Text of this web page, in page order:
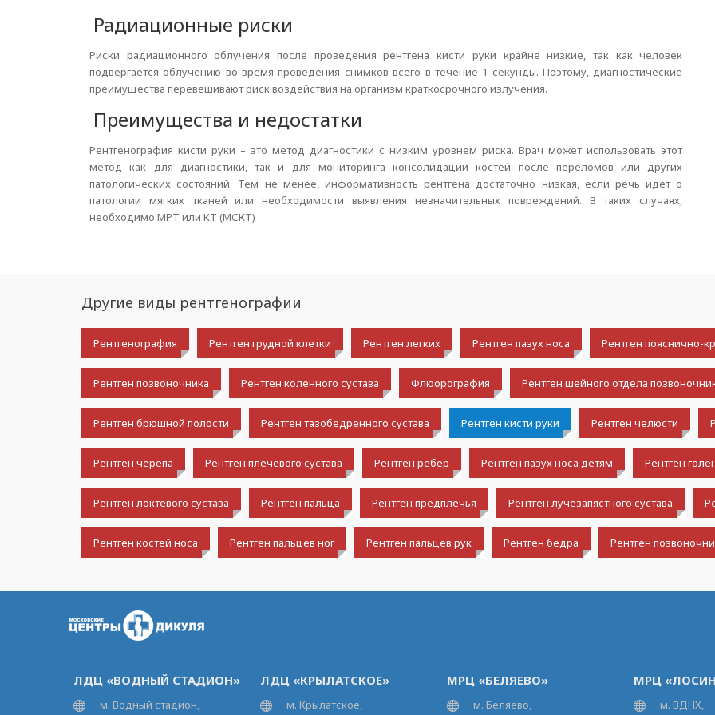
Радиационные риски
Риски радиационного облучения после проведения рентгена кисти руки крайне низкие, так как человек
подвергается облучению во время проведения снимков всего в течение 1 секунды. Поэтому, диагностические
преимущества перевешивают риск воздействия на организм краткосрочного излучения.
Преимущества и недостатки
Рентгенография кисти руки – это метод диагностики с низким уровнем риска. Врач может использовать этот
метод как для диагностики, так и для мониторинга консолидации костей после переломов или других
патологических состояний. Тем не менее, информативность рентгена достаточно низкая, если речь идет о
патологии мягких тканей или необходимости выявления незначительных повреждений. В таких случаях,
необходимо МРТ или КТ (МСКТ)
Другие виды рентгенографии
Рентгенография Рентген грудной клетки Рентген легких Рентген пазух носа Рентген пояснично-
Рентген позвоночника Рентген коленного сустава Флюорография Рентген шейного отдела
Рентген брюшной полости Рентген тазобедренного сустава Рентген кисти руки Рентген челюсти
Рентген черепа Рентген плечевого сустава Рентген ребер Рентген пазух носа детям Рентген
Рентген локтевого сустава Рентген пальца Рентген предплечья Рентген лучезапястного сустава
Рентген костей носа Рентген пальцев ног Рентген пальцев рук Рентген бедра Рентген
ЛДЦ «ВОДНЫЙ СТАДИОН»
м. Водный стадион,
ЛДЦ «КРЫЛАТСКОЕ»
м. Крылатское,
МРЦ «БЕЛЯЕВО»
м. Беляево,
МРЦ
м. ВДНХ,